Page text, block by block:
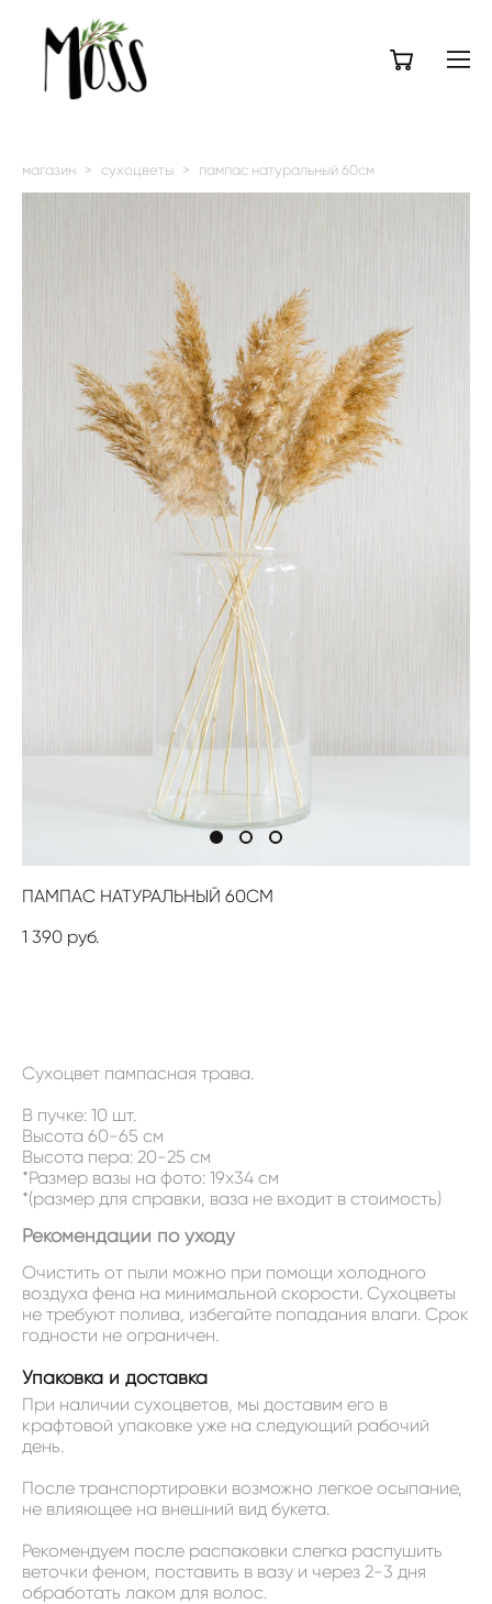
магазин > сухоцветы > пампас натуральный 60см
ПАМПАС НАТУРАЛЬНЫЙ 60СМ
1 390 pуб.
Сухоцвет пампасная трава.
В пучке: 10 шт.
Высота 60-65 см
Высота пера: 20-25 см
*Размер вазы на фото: 19x34 см
*(размер для справки, ваза не входит в стоимость)
Рекомендации по уходу
Очистить от пыли можно при помощи холодного
воздуха фена на минимальной скорости. Сухоцветы
не требуют полива, избегайте попадания влаги. Срок
годности не ограничен.
Упаковка и доставка
При наличии сухоцветов, мы доставим его в
крафтовой упаковке уже на следующий рабочий
день.
После транспортировки возможно легкое осыпание,
не влияющее на внешний вид букета.
Рекомендуем после распаковки слегка распушить
веточки феном, поставить в вазу и через 2-3 дня
обработать лаком для волос.